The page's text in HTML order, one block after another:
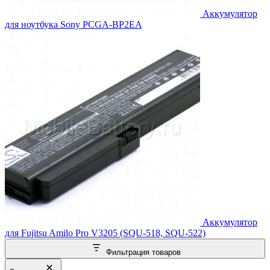
Аккумулятор
для ноутбука Sony PCGA-BP2EA
Аккумулятор
для Fujitsu Amilo Pro V3205 (SQU-518, SQU-522)
Фильтрация товаров